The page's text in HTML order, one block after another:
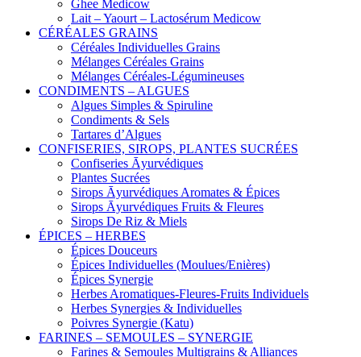
Ghee Medicow
Lait – Yaourt – Lactosérum Medicow
CÉRÉALES GRAINS
Céréales Individuelles Grains
Mélanges Céréales Grains
Mélanges Céréales-Légumineuses
CONDIMENTS – ALGUES
Algues Simples & Spiruline
Condiments & Sels
Tartares d’Algues
CONFISERIES, SIROPS, PLANTES SUCRÉES
Confiseries Āyurvédiques
Plantes Sucrées
Sirops Āyurvédiques Aromates & Épices
Sirops Āyurvédiques Fruits & Fleures
Sirops De Riz & Miels
ÉPICES – HERBES
Épices Douceurs
Épices Individuelles (Moulues/Enières)
Épices Synergie
Herbes Aromatiques-Fleures-Fruits Individuels
Herbes Synergies & Individuelles
Poivres Synergie (Katu)
FARINES – SEMOULES – SYNERGIE
Farines & Semoules Multigrains & Alliances